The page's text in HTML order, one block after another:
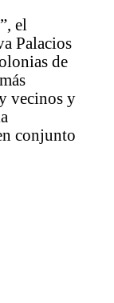
el
Palacios
de
vecinos y
conjunto